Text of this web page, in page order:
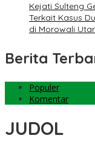
Kejati Sulteng
Terkait Kasus
di Morowali
Berita
Populer
Komentar
JUDOL